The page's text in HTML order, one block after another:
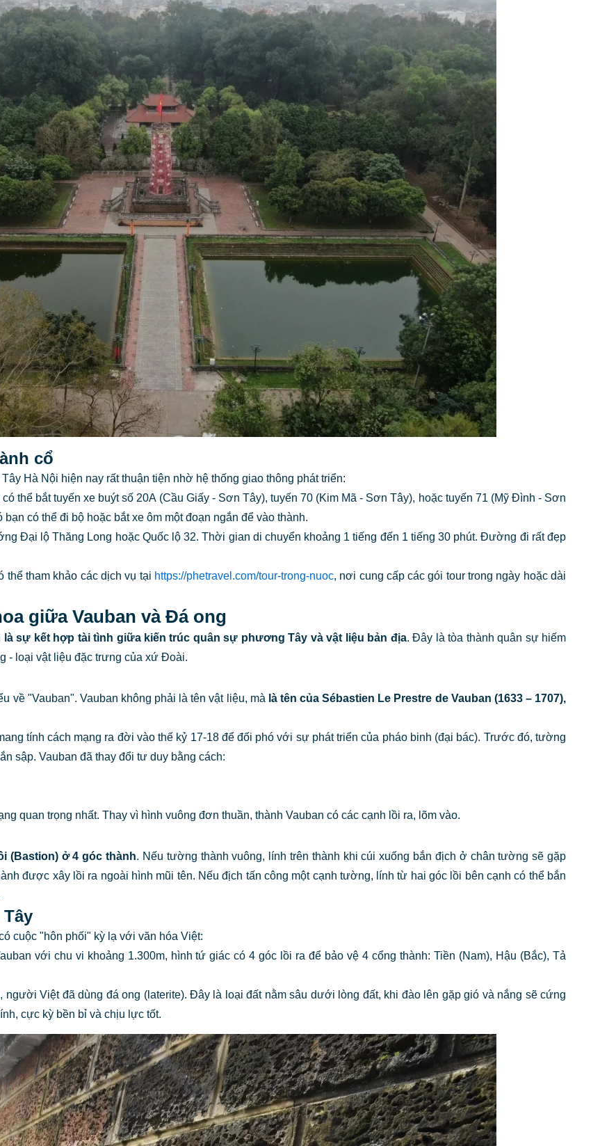
cổ
Hà Nội hiện nay rất thuận tiện nhờ hệ thống giao thông phát triển:
thể bắt tuyến xe buýt số 20A (Cầu Giấy - Sơn Tây), tuyến 70 (Kim Mã - Sơn Tây), hoặc tuyến 71 (Mỹ Đình - Sơn
có thể đi bộ hoặc bắt xe ôm một đoạn ngắn để vào thành.
Đại lộ Thăng Long hoặc Quốc lộ 32. Thời gian di chuyển khoảng 1 tiếng đến 1 tiếng 30 phút. Đường đi rất đẹp
thể tham khảo các dịch vụ tại https://phetravel.com/tour-trong-nuoc, nơi cung cấp các gói tour trong ngày hoặc dài
giữa Vauban và Đá ong
là sự kết hợp tài tình giữa kiến trúc quân sự phương Tây và vật liệu bản địa. Đây là tòa thành quân sự hiếm
- loại vật liệu đặc trưng của xứ Đoài.
về "Vauban". Vauban không phải là tên vật liệu, mà là tên của Sébastien Le Prestre de Vauban (1633 – 1707),
tính cách mạng ra đời vào thế kỷ 17-18 để đối phó với sự phát triển của pháo binh (đại bác). Trước đó, tường
sập. Vauban đã thay đổi tư duy bằng cách:
quan trọng nhất. Thay vì hình vuông đơn thuần, thành Vauban có các cạnh lồi ra, lõm vào.
(Bastion) ở 4 góc thành. Nếu tường thành vuông, lính trên thành khi cúi xuống bắn địch ở chân tường sẽ gặp
được xây lồi ra ngoài hình mũi tên. Nếu địch tấn công một cạnh tường, lính từ hai góc lồi bên cạnh có thể bắn
cuộc "hôn phối" kỳ lạ với văn hóa Việt:
với chu vi khoảng 1.300m, hình tứ giác có 4 góc lồi ra để bảo vệ 4 cổng thành: Tiền (Nam), Hậu (Bắc), Tả
người Việt đã dùng đá ong (laterite). Đây là loại đất nằm sâu dưới lòng đất, khi đào lên gặp gió và nắng sẽ cứng
cực kỳ bền bỉ và chịu lực tốt.